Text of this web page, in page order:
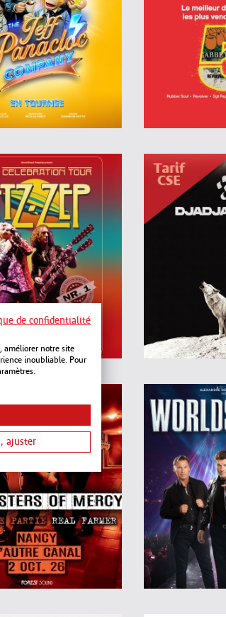
de confidentialité
améliorer notre site
inoubliable. Pour
ajuster